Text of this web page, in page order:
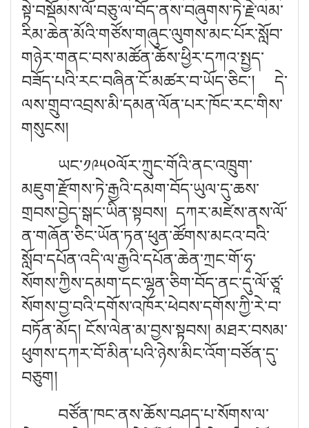
སྟེ་བསྡོམས་ལོ་བཅུ་ལ་བོད་ནས་བཞུགས་ཏེ་རྗེ་ལམ་
རིམ་ཆེན་མོའི་གཙོས་གཞུང་ལུགས་མང་པོར་སློབ་
གཉེར་གནང་བས་མཚོན་ཆོས་ཕྱིར་དཀའ་སྤྱད་
བཟོད་པའི་རང་བཞིན་ངོ་མཚར་བ་ཡོད་ཅིང་། དེ་
ལས་གྲུབ་འབྲས་མི་དམན་ལོན་པར་ཁོང་རང་གིས་
གསུངས།
ཡང་༡༩༥༠ལོར་ཀྲུང་གོའི་ནང་འཁྲུག་
མཇུག་རྫོགས་ཏེ་རྒྱའི་དམག་བོད་ཡུལ་དུ་ཆས་
གྲབས་བྱེད་སྒང་ཡིན་སྟབས། དཀར་མཛེས་ནས་ལོ་
ན་གཞོན་ཅིང་ཡོན་ཏན་ཕུན་ཚོགས་མངའ་བའི་
སློབ་དཔོན་འདི་ལ་རྒྱའི་དཔོན་ཆེན་ཀྲང་གོ་ཧྭ་
སོགས་ཀྱིས་དམག་དང་ལྷན་ཅིག་བོད་ནང་དུ་ལོ་ཙཱ་
སོགས་བྱ་བའི་དགོས་འཁོར་ཕེབས་དགོས་ཀྱི་རེ་བ་
བཏོན་མོད། ངོས་ལེན་མ་བྱས་སྟབས། མཐར་བསམ་
ཕུགས་དཀར་བོ་མིན་པའི་ཉེས་མིང་འོག་བཙོན་དུ་
བཅུག།
བཙོན་ཁང་ནས་ཆོས་བཤད་པ་སོགས་ལ་